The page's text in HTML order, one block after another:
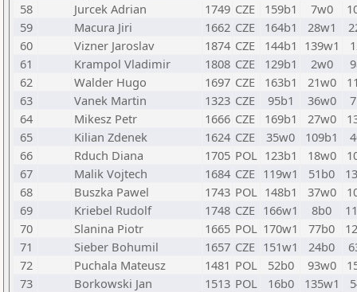
58
Jurcek Adrian 1749 CZE 159b1 7w0
59
Macura Jiri 1662 CZE 164b1 28w1
60
Vizner Jaroslav 1874 CZE 144b1 139w1
61
Krampol Vladimir 1808 CZE 129b1 2w0
62
Walder Hugo 1697 CZE 163b1 21w0
63
Vanek Martin 1323 CZE 95b1 36w0
64
Mikesz Petr 1666 CZE 169b1 27w0
65
Kilian Zdenek 1624 CZE 35w0 109b1
66
Rduch Diana 1705 POL 123b1 18w0
67
Malik Vojtech 1684 CZE 119w1 51b0
68
Buszka Pawel 1743 POL 148b1 37w0
69
Kriebel Rudolf 1748 CZE 166w1 8b0
70
Slanina Piotr 1665 POL 170w1 77b0
71
Sieber Bohumil 1657 CZE 151w1 24b0
72
Puchala Mateusz 1481 POL 52b0 93w0
73
Borkowski Jan 1513 POL 16b0 135w1